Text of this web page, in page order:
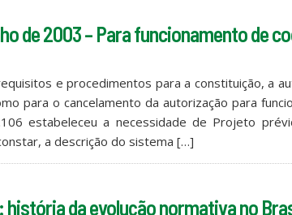
de 2003 – Para funcionamento de
e procedimentos para a constituição, a
para o cancelamento da autorização para
estabeleceu a necessidade de Projeto
a descrição do sistema […]
da evolução normativa no